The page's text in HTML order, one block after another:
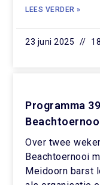
LEES VERDER »
23 juni 2025
Programma
Over twee
Beachtoernooi
Meidoorn barst